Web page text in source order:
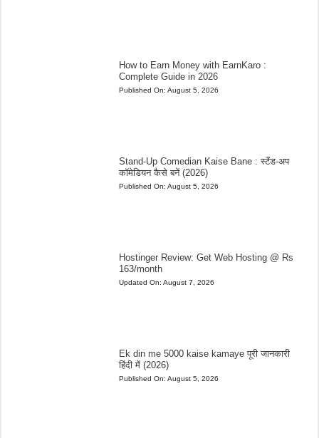
How to Earn Money with EarnKaro :
Complete Guide in 2026
Published On: August 5, 2026
Stand-Up Comedian Kaise Bane : स्टैंड-अप
कॉमेडियन कैसे बनें (2026)
Published On: August 5, 2026
Hostinger Review: Get Web Hosting @ Rs
163/month
Updated On: August 7, 2026
Ek din me 5000 kaise kamaye पूरी जानकारी
हिंदी में (2026)
Published On: August 5, 2026